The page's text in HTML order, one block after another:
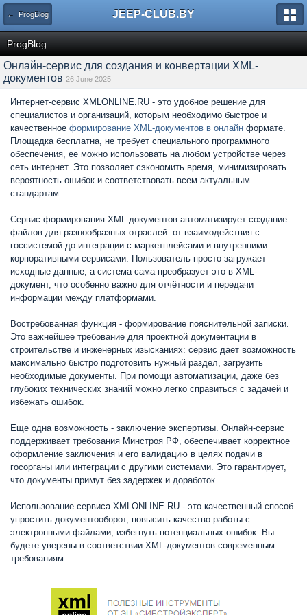
← ProgBlog JEEP-CLUB.BY
ProgBlog
Онлайн-сервис для создания и конвертации XML-
документов 26 June 2025
Интернет-сервис XMLONLINE.RU - это удобное решение для
специалистов и организаций, которым необходимо быстрое и
качественное формирование XML-документов в онлайн формате.
Площадка бесплатна, не требует специального программного
обеспечения, ее можно использовать на любом устройстве через
сеть интернет. Это позволяет сэкономить время, минимизировать
вероятность ошибок и соответствовать всем актуальным
стандартам.
Сервис формирования XML-документов автоматизирует создание
файлов для разнообразных отраслей: от взаимодействия с
госсистемой до интеграции с маркетплейсами и внутренними
корпоративными сервисами. Пользователь просто загружает
исходные данные, а система сама преобразует это в XML-
документ, что особенно важно для отчётности и передачи
информации между платформами.
Востребованная функция - формирование пояснительной записки.
Это важнейшее требование для проектной документации в
строительстве и инженерных изысканиях: сервис дает возможность
максимально быстро подготовить нужный раздел, загрузить
необходимые документы. При помощи автоматизации, даже без
глубоких технических знаний можно легко справиться с задачей и
избежать ошибок.
Еще одна возможность - заключение экспертизы. Онлайн-сервис
поддерживает требования Минстроя РФ, обеспечивает корректное
оформление заключения и его валидацию в целях подачи в
госорганы или интеграции с другими системами. Это гарантирует,
что документы примут без задержек и доработок.
Использование сервиса XMLONLINE.RU - это качественный способ
упростить документооборот, повысить качество работы с
электронными файлами, избегнуть потенциальных ошибок. Вы
будете уверены в соответствии XML-документов современным
требованиям.